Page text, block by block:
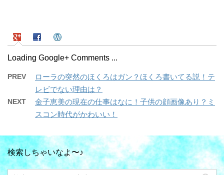
Loading Google+ Comments ...
PREV
ローラの突然のほくろはガン？ほくろ書いてる説！テ
レビでない理由は？
NEXT
金子恵美の現在の仕事はなに！子供の顔画像あり？ミ
スコン時代がかわいい！
検索しちゃいなよ〜♪